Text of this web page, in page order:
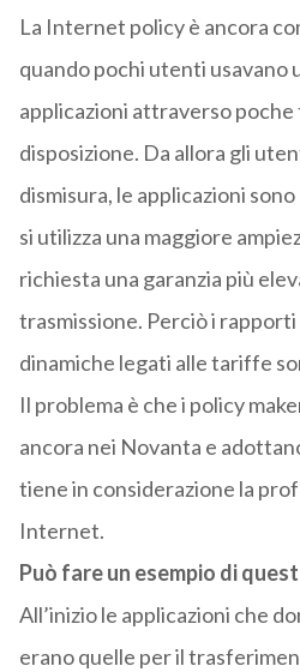
La Internet policy è ancora
quando pochi utenti usavano
applicazioni attraverso poche
disposizione. Da allora gli
dismisura, le applicazioni
si utilizza una maggiore
richiesta una garanzia più
trasmissione. Perciò i
dinamiche legati alle tariffe
Il problema è che i policy
ancora nei Novanta e
tiene in considerazione la
Internet.
Può fare un esempio di
All’inizio le applicazioni che
erano quelle per il